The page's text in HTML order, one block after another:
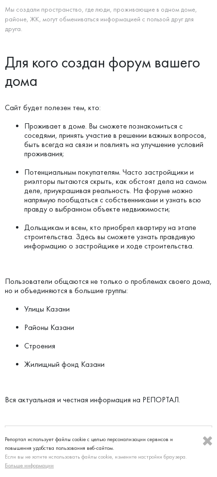
Репортал использует файлы cookie с целью персонализации сервисов и
повышения удобства пользования веб-сайтом.
Если вы не хотите использовать файлы cookie, измените настройки браузера.
Больше информации
Мы создали пространство, где люди, проживающие в одном доме,
районе, ЖК, могут обмениваться информацией с пользой друг для
друга.
Для кого создан форум вашего
дома
Сайт будет полезен тем, кто:
Проживает в доме. Вы сможете познакомиться с
соседями, принять участие в решении важных вопросов,
быть всегда на связи и повлиять на улучшение условий
проживания;
Потенциальным покупателям. Часто застройщики и
риэлторы пытаются скрыть, как обстоят дела на самом
деле, приукрашивая реальность. На форуме можно
напрямую пообщаться с собственниками и узнать всю
правду о выбранном объекте недвижимости;
Дольщикам и всем, кто приобрел квартиру на этапе
строительства. Здесь вы сможете узнать правдивую
информацию о застройщике и ходе строительства.
Пользователи общаются не только о проблемах своего дома,
но и объединяются в большие группы:
Улицы Казани
Районы Казани
Строения
Жилищный фонд Казани
Вся актуальная и честная информация на РЕПОРТАЛ.
Прямой эфир